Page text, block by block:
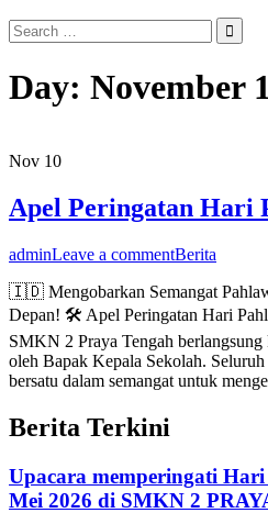
Search
for:
Day: November
Nov 10
Apel Peringatan Hari
adminLeave a commentBerita
🇮🇩 Mengobarkan Semangat
Depan! 🛠️ Apel Peringatan Hari
SMKN 2 Praya Tengah
oleh Bapak Kepala Sekolah.
bersatu dalam semangat untuk
Berita Terkini
Upacara memperingati
Mei 2026 di SMKN 2